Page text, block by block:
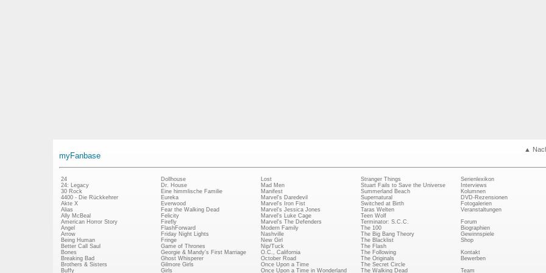
▲
myFanbase
24
24: Legacy
30 Rock
4400 - Die Rückkehrer
Akte X
Alias
Ally McBeal
American Horror Story
Angel
Arrow
Being Human
Better Call Saul
Bones
Breaking Bad
Brothers & Sisters
Buffy
Dollhouse
Dr. House
Eine himmlische Familie
Eureka
Everwood
Fear the Walking Dead
Felicity
Firefly
FlashForward
Friday Night Lights
Fringe
Game of Thrones
Georgie & Mandy's First Marriage
Ghost Whisperer
Gilmore Girls
Girls
Lost
Mad Men
Manifest
Marvel's Daredevil
Marvel's Iron Fist
Marvel's Jessica Jones
Marvel's Luke Cage
Marvel's The Defenders
Modern Family
Nashville
New Girl
Nip/Tuck
O.C., California
October Road
Once Upon a Time
Once Upon a Time in Wonderland
Stranger Things
Stuart Fails to Save the Universe
Summerland Beach
Supernatural
Switched at Birth
Taras Welten
Teen Wolf
Terminator: S.C.C.
The 100
The Big Bang Theory
The Blacklist
The Flash
The Following
The Originals
The Secret Circle
The Walking Dead
Serienlexikon
Interviews
Kolumnen
DVD-Rezensionen
Fotogalerien
Veranstaltungen
Forum
Biographien
Gewinnspiele
Shop
Kontakt
Bewerben
Team